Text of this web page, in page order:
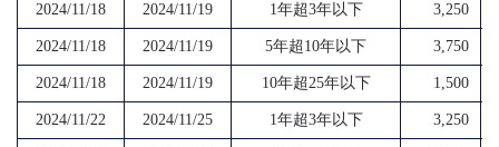
2024/11/18 2024/11/19 1年超3年以下 3,250
2024/11/18 2024/11/19 5年超10年以下 3,750
2024/11/18 2024/11/19 10年超25年以下 1,500
2024/11/22 2024/11/25 1年超3年以下 3,250